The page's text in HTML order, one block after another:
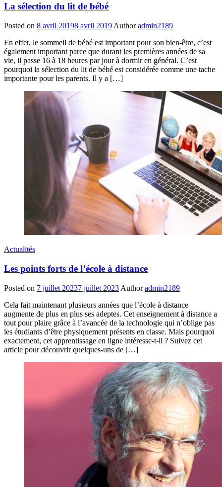
La sélection du lit de bébé
Posted on 8 avril 20198 avril 2019 Author admin2189
En effet, le sommeil de bébé est important pour son bien-être, c’est
également important parce que durant les premières années de sa
vie, il passe 16 à 18 heures par jour à dormir en général. C’est
pourquoi la sélection du lit de bébé est considérée comme une tache
importante pour les parents. Il y a […]
Actualités
Les points forts de l’école à distance
Posted on 7 juillet 20237 juillet 2023 Author admin2189
Cela fait maintenant plusieurs années que l’école à distance
augmente de plus en plus ses adeptes. Cet enseignement à distance a
tout pour plaire grâce à l’avancée de la technologie qui n’oblige pas
les étudiants d’être physiquement présents en classe. Mais pourquoi
exactement, cet apprentissage en ligne intéresse-t-il ? Suivez cet
article pour découvrir quelques-uns de […]